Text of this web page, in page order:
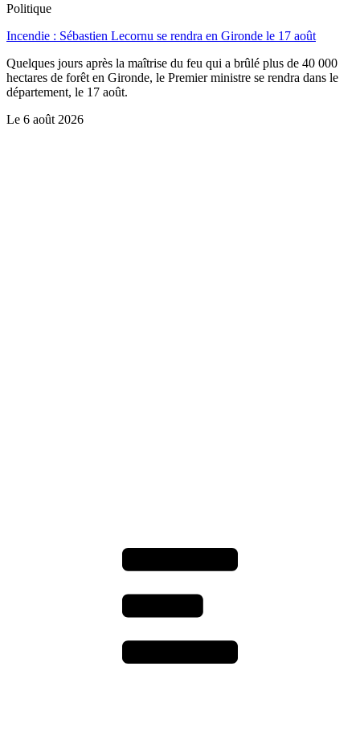
Politique
Incendie : Sébastien Lecornu se rendra en Gironde le 17 août
Quelques jours après la maîtrise du feu qui a brûlé plus de 40 000
hectares de forêt en Gironde, le Premier ministre se rendra dans le
département, le 17 août.
Le 6 août 2026